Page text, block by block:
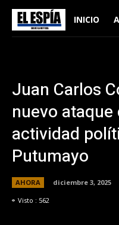
INICIO
Juan Carlos
nuevo
actividad
Putumayo
AHORA
diciembre 3, 2025
Visto : 562